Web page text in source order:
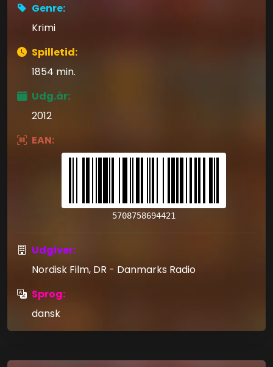
Genre:
Krimi
Spilletid:
1854 min.
Udg.år:
2012
EAN:
5708758694421
Udgiver:
Nordisk Film, DR - Danmarks Radio
Sprog:
dansk